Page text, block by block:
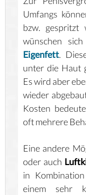
Umfangs
bzw. gespritzt
wünschen
Eigenfett.
unter die Haut
Es wird aber
wieder
Kosten
oft mehrere
Eine andere
oder auch
in
einem sehr